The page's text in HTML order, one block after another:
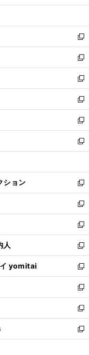
開
ウ
開
く
ン
ウ
で
開
く
ウ
ン
ド
ウ
で
開
く
新
し
い
ウ
ィ
ン
ド
ウ
で
開
く
新
し
い
ウ
ィ
ン
ド
ウ
で
開
新
し
い
ウ
ィ
ン
ド
ウ
開
く
新
し
い
ウ
ィ
ン
ウ
で
開
く
新
し
い
ウ
ン
ド
ウ
で
開
く
新
し
ウ
ィ
ン
ド
ウ
で
開
く
ション
新
し
い
ウ
ィ
ン
ド
ウ
で
開
く
新
し
い
ウ
ィ
ン
ド
ウ
で
開
く
新
し
い
ウ
ィ
ン
ド
ウ
で
開
く
人
新
し
い
ウ
ィ
ン
ド
ウ
で
開
イ yomitai
新
し
い
ウ
ィ
ン
ド
ウ
新
し
い
ウ
ィ
ン
新
し
い
ウ
新
し